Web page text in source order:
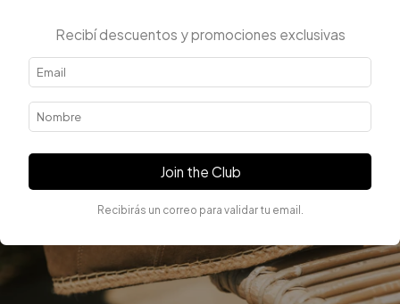
Recibí descuentos y promociones exclusivas
Join the Club
Recibirás un correo para validar tu email.